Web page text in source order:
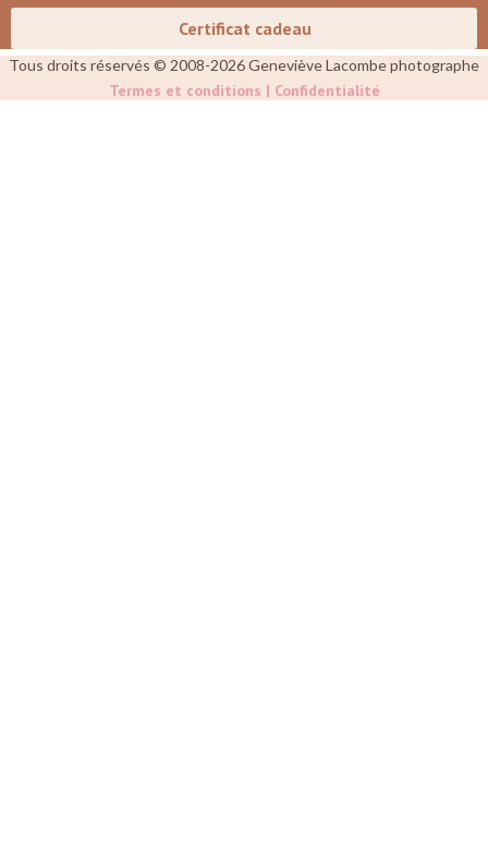
Certificat cadeau
Tous droits réservés © 2008-2026 Geneviève Lacombe photographe
Termes et conditions | Confidentialité